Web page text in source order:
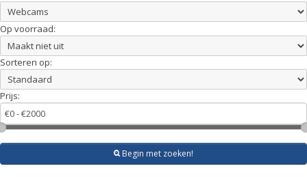
Op voorraad:
Sorteren op:
Prijs:
Begin met zoeken!